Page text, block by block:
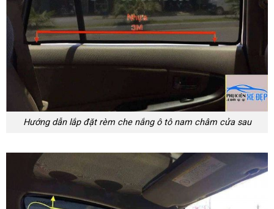
Hướng dẫn lắp đặt rèm che nắng ô tô nam châm cửa sau